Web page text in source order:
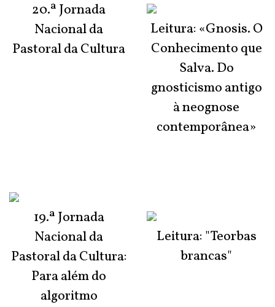
20.ª Jornada
Nacional da
Pastoral da Cultura
19.ª Jornada
Nacional da
Pastoral da Cultura:
Para além do
algoritmo
Leitura: «Gnosis. O
Conhecimento que
Salva. Do
gnosticismo antigo
à neognose
contemporânea»
Leitura: "Teorbas
brancas"